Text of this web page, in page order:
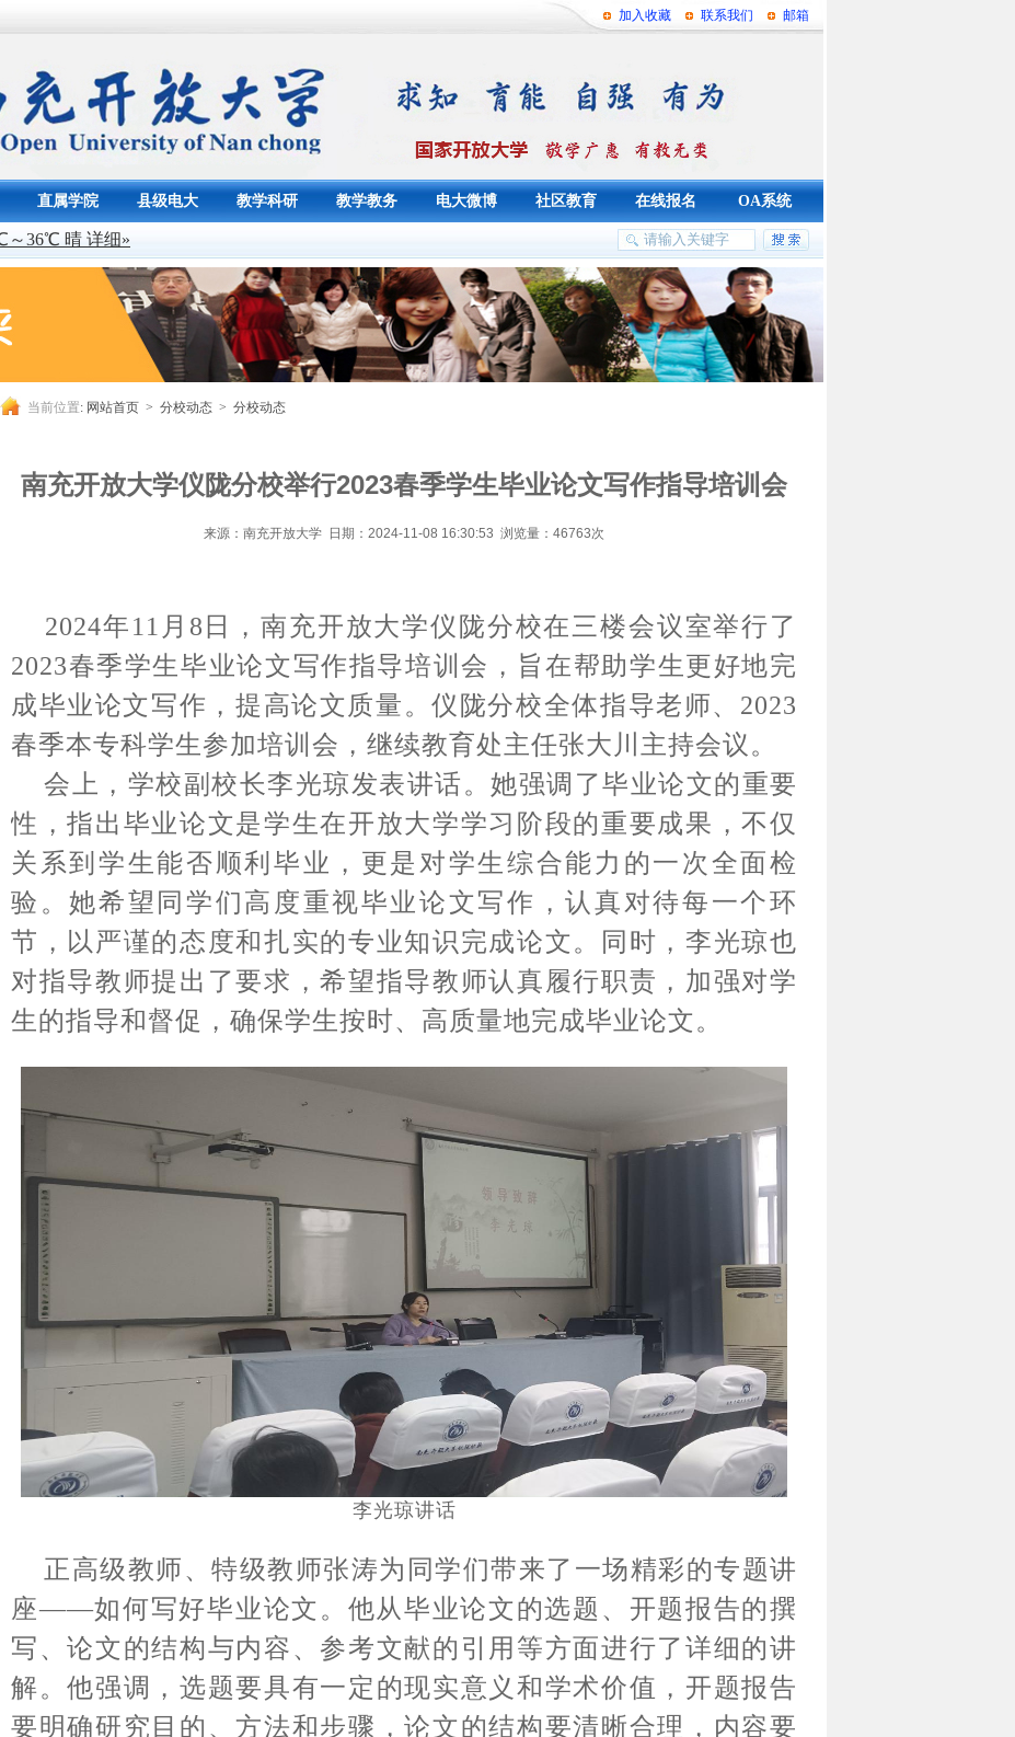
加入收藏 联系我们 邮箱
直属学院 县级电大 教学科研 教学教务 电大微博 社区教育 在线报名 OA系统
当前位置: 网站首页 > 分校动态 > 分校动态
南充开放大学仪陇分校举行2023春季学生毕业论文写作指导培训会
来源：南充开放大学 日期：2024-11-08 16:30:53 浏览量：46763次
2024年11月8日，南充开放大学仪陇分校在三楼会议室举行了
2023春季学生毕业论文写作指导培训会，旨在帮助学生更好地完
成毕业论文写作，提高论文质量。仪陇分校全体指导老师、2023
春季本专科学生参加培训会，继续教育处主任张大川主持会议。
会上，学校副校长李光琼发表讲话。她强调了毕业论文的重要
性，指出毕业论文是学生在开放大学学习阶段的重要成果，不仅
关系到学生能否顺利毕业，更是对学生综合能力的一次全面检
验。她希望同学们高度重视毕业论文写作，认真对待每一个环
节，以严谨的态度和扎实的专业知识完成论文。同时，李光琼也
对指导教师提出了要求，希望指导教师认真履行职责，加强对学
生的指导和督促，确保学生按时、高质量地完成毕业论文。
李光琼讲话
正高级教师、特级教师张涛为同学们带来了一场精彩的专题讲
座——如何写好毕业论文。他从毕业论文的选题、开题报告的撰
写、论文的结构与内容、参考文献的引用等方面进行了详细的讲
解。他强调，选题要具有一定的现实意义和学术价值，开题报告
要明确研究目的、方法和步骤，论文的结构要清晰合理，内容要